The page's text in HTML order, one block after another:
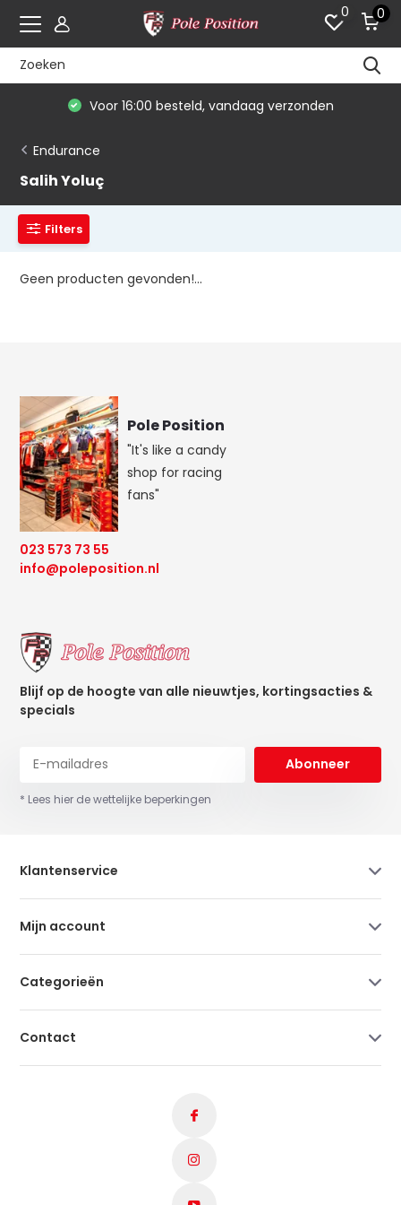
0 0
Voor 16:00 besteld, vandaag verzonden
Endurance
Salih Yoluç
Filters
Geen producten gevonden!...
Pole Position
"It's like a candy
shop for racing
fans"
023 573 73 55
info@poleposition.nl
Blijf op de hoogte van alle nieuwtjes, kortingsacties &
specials
Abonneer
* Lees hier de wettelijke beperkingen
Klantenservice
Mijn account
Categorieën
Contact